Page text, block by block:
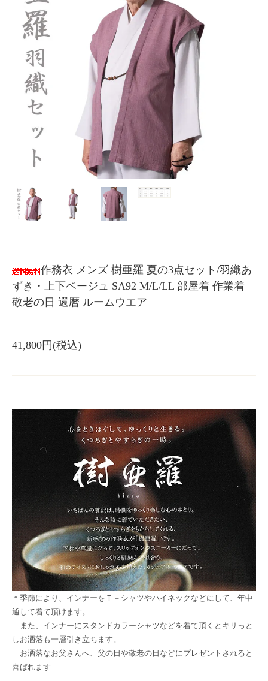
作務衣 メンズ 樹亜羅 夏の3点セット/羽織あ
ずき・上下ベージュ SA92 M/L/LL 部屋着 作業着
敬老の日 還暦 ルームウエア
41,800円(税込)
＊季節により、インナーをＴ－シャツやハイネックなどにして、年中
通して着て頂けます。
また、インナーにスタンドカラーシャツなどを着て頂くとキリっと
しお洒落も一層引き立ちます。
お洒落なお父さんへ、父の日や敬老の日などにプレゼントされると
喜ばれます